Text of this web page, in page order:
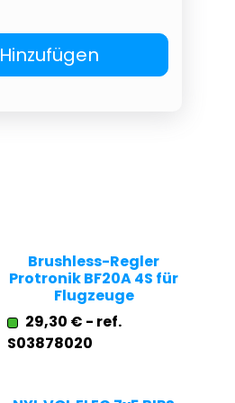
Hinzufügen
Brushless-Regler
Protronik BF20A 4S für
Flugzeuge
29,30 € - ref.
S03878020